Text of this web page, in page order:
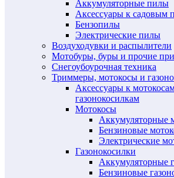
Аккумуляторные пилы
Аксессуары к садовым
Бензопилы
Электрические пилы
Воздуходувки и распылители
Мотобуры, буры и прочие
Снегоубоурочная техника
Триммеры, мотокосы и
Аксессуары к
газонокосилкам
Мотокосы
Аккумуляторные
Бензиновые
Электрические
Газонокосилки
Аккумуляторные
Бензиновые